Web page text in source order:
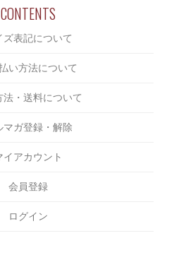
Eanbe
EVILACT
EXODUS
FAT
FOURTHIRTY
CAP/HAT
SHOES
ACCESSORIES
BAG
5,000～￥6,000
～￥7,000
～￥8,000
～￥10,000
～￥15,000
～￥20,000
～￥25,000
CONTENTS
ズ表記について
い方法について
法・送料について
マガ登録・解除
イアカウント
会員登録
ログイン